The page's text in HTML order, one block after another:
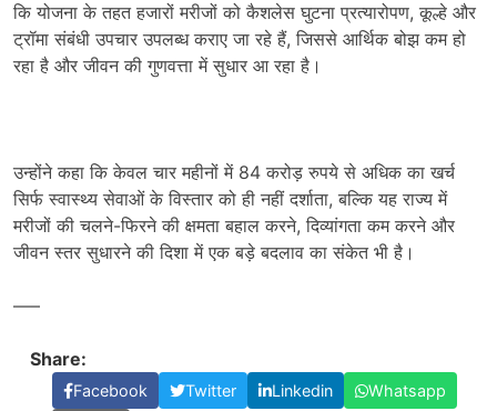
कि योजना के तहत हजारों मरीजों को कैशलेस घुटना प्रत्यारोपण, कूल्हे और
ट्रॉमा संबंधी उपचार उपलब्ध कराए जा रहे हैं, जिससे आर्थिक बोझ कम हो
रहा है और जीवन की गुणवत्ता में सुधार आ रहा है।
उन्होंने कहा कि केवल चार महीनों में 84 करोड़ रुपये से अधिक का खर्च
सिर्फ स्वास्थ्य सेवाओं के विस्तार को ही नहीं दर्शाता, बल्कि यह राज्य में
मरीजों की चलने-फिरने की क्षमता बहाल करने, दिव्यांगता कम करने और
जीवन स्तर सुधारने की दिशा में एक बड़े बदलाव का संकेत भी है।
—–
Share:
Facebook Twitter Linkedin
Whatsapp